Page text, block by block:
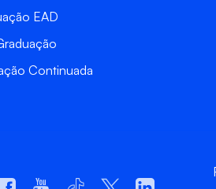
EAD
Continuada